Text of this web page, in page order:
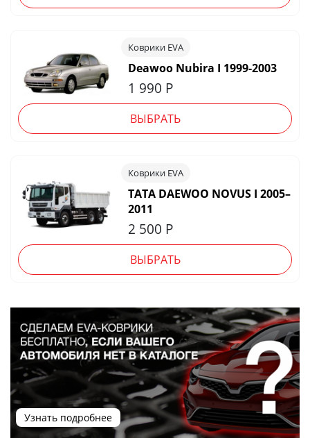
Коврики EVA
Deawoo Nubira I 1999-2003
1 990 Р
ВЫБРАТЬ
Коврики EVA
TATA DAEWOO NOVUS I 2005–
2011
2 500 Р
ВЫБРАТЬ
Узнать подробнее